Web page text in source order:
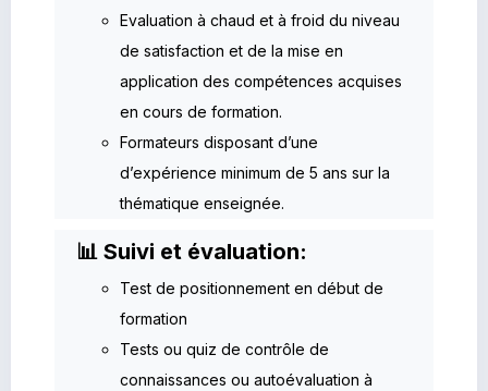
Evaluation à chaud et à froid du niveau
de satisfaction et de la mise en
application des compétences acquises
en cours de formation.
Formateurs disposant d’une
d’expérience minimum de 5 ans sur la
thématique enseignée.
📊 Suivi et évaluation:
Test de positionnement en début de
formation
Tests ou quiz de contrôle de
connaissances ou autoévaluation à